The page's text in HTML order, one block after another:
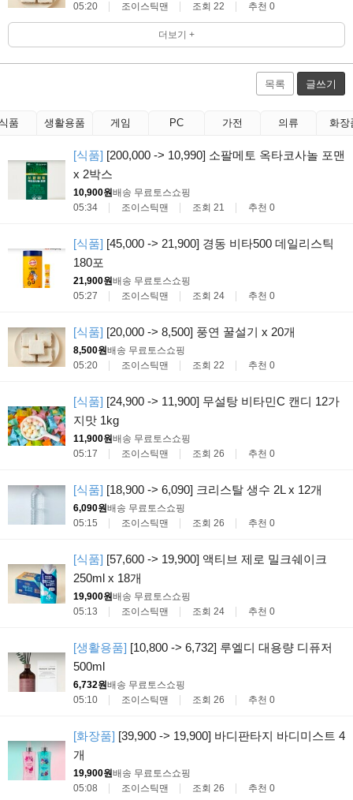
05:20
조이스틱맨 조회 22 추천 0
더보기 +
목록 글쓰기
품 생활용품 게임 PC 가전 의류 화장
[식품] [200,000 -> 10,990] 소팔메토 옥타코사놀 포맨
x 2박스
10,900원배송 무료토스쇼핑
05:34
조이스틱맨 조회 21 추천 0
[식품] [45,000 -> 21,900] 경동 비타500 데일리스틱
180포
21,900원배송 무료토스쇼핑
05:27
조이스틱맨 조회 24 추천 0
[식품] [20,000 -> 8,500] 풍연 꿀설기 x 20개
8,500원배송 무료토스쇼핑
05:20
조이스틱맨 조회 22 추천 0
[식품] [24,900 -> 11,900] 무설탕 비타민C 캔디 12가
지맛 1kg
11,900원배송 무료토스쇼핑
05:17
조이스틱맨 조회 26 추천 0
[식품] [18,900 -> 6,090] 크리스탈 생수 2L x 12개
6,090원배송 무료토스쇼핑
05:15
조이스틱맨 조회 26 추천 0
[식품] [57,600 -> 19,900] 액티브 제로 밀크쉐이크
250ml x 18개
19,900원배송 무료토스쇼핑
05:13
조이스틱맨 조회 24 추천 0
[생활용품] [10,800 -> 6,732] 루엘디 대용량 디퓨저
500ml
6,732원배송 무료토스쇼핑
05:10
조이스틱맨 조회 26 추천 0
[화장품] [39,900 -> 19,900] 바디판타지 바디미스트 4
개
19,900원배송 무료토스쇼핑
05:08
조이스틱맨 조회 26 추천 0